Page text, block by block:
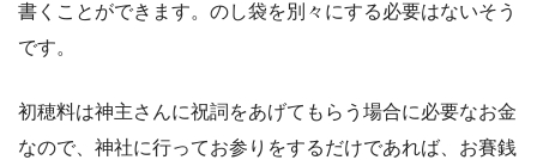
書くことができます。のし袋を別々にする必要はないそう
です。
初穂料は神主さんに祝詞をあげてもらう場合に必要なお金
なので、 神社に行ってお参りをするだけであれば、お賽銭